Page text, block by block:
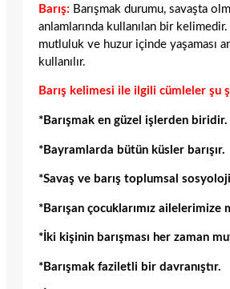
Barış: Barışmak durumu, savaşta
anlamlarında kullanılan bir kelimedir.
mutluluk ve huzur içinde yaşaması
kullanılır.
Barış kelimesi ile ilgili cümleler şu
*Barışmak en güzel işlerden biridir.
*Bayramlarda bütün küsler barışır.
*Savaş ve barış toplumsal
*Barışan çocuklarımız ailelerimize
*İki kişinin barışması her zaman
*Barışmak faziletli bir davranıştır.